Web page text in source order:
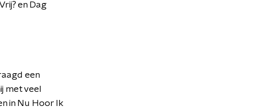
en Dag
een
met veel
in Nu Hoor Ik